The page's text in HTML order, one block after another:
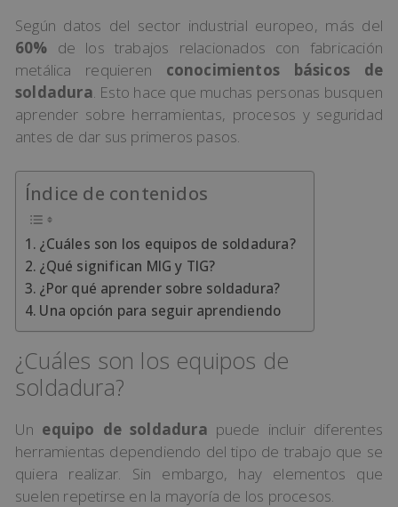
Según datos del sector industrial europeo, más del
60% de los trabajos relacionados con fabricación
metálica requieren conocimientos básicos de
soldadura. Esto hace que muchas personas busquen
aprender sobre herramientas, procesos y seguridad
antes de dar sus primeros pasos.
Índice de contenidos
¿Cuáles son los equipos de soldadura?
¿Qué significan MIG y TIG?
¿Por qué aprender sobre soldadura?
Una opción para seguir aprendiendo
¿Cuáles son los equipos de
soldadura?
Un equipo de soldadura puede incluir diferentes
herramientas dependiendo del tipo de trabajo que se
quiera realizar. Sin embargo, hay elementos que
suelen repetirse en la mayoría de los procesos.